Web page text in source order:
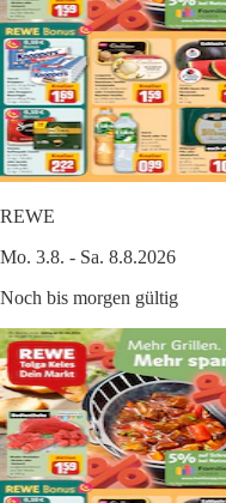
REWE
Mo. 3.8. - Sa. 8.8.2026
Noch bis morgen gültig